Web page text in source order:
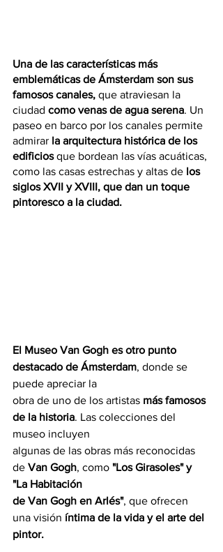
Una de las características más
emblemáticas de Ámsterdam son sus
famosos canales, que atraviesan la
ciudad como venas de agua serena. Un
paseo en barco por los canales permite
admirar la arquitectura histórica de los
edificios que bordean las vías acuáticas,
como las casas estrechas y altas de los
siglos XVII y XVIII, que dan un toque
pintoresco a la ciudad.
El Museo Van Gogh es otro punto
destacado de Ámsterdam, donde se
puede apreciar la
obra de uno de los artistas más famosos
de la historia. Las colecciones del
museo incluyen
algunas de las obras más reconocidas
de Van Gogh, como "Los Girasoles" y
"La Habitación
de Van Gogh en Arlés", que ofrecen
una visión íntima de la vida y el arte del
pintor.